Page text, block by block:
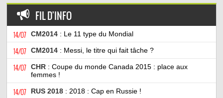
FIL D'INFO
14/07 CM2014 : Le 11 type du Mondial
14/07 CM2014 : Messi, le titre qui fait tâche ?
14/07 CHR : Coupe du monde Canada 2015 : place aux
femmes !
14/07 RUS 2018 : 2018 : Cap en Russie !